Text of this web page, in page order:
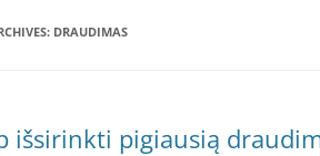
DRAUDIMAS
išsirinkti pigiausią